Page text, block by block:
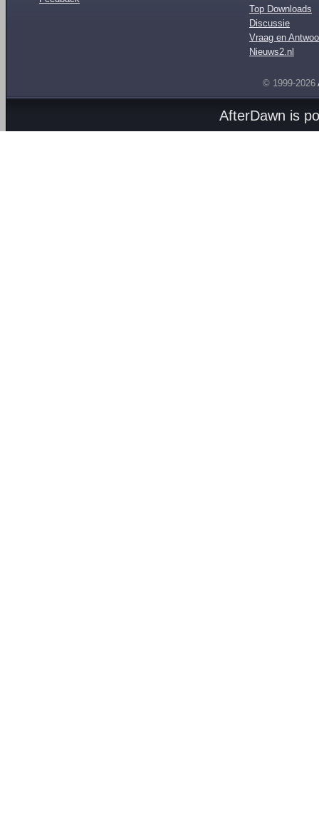
Top Downloads
Discussie
Vraag en
Nieuws2.nl
© 1999-2026
AfterDawn is